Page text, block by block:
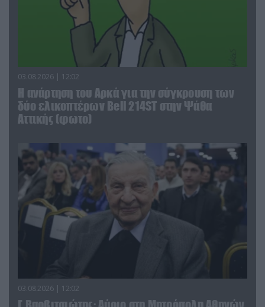
03.08.2026 | 12:02
Η ανάρτηση του Αρκά για την σύγκρουση των
δύο ελικοπτέρων Bell 214ST στην Ψάθα
Αττικής (φωτο)
03.08.2026 | 12:02